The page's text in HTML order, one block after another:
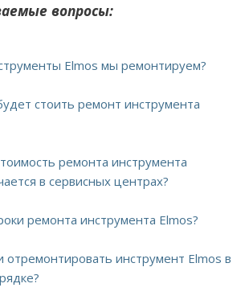
вопросы:
Elmos мы ремонтируем?
стоить ремонт инструмента
ремонта инструмента
в сервисных центрах?
ремонта инструмента Elmos?
инструмент Elmos в